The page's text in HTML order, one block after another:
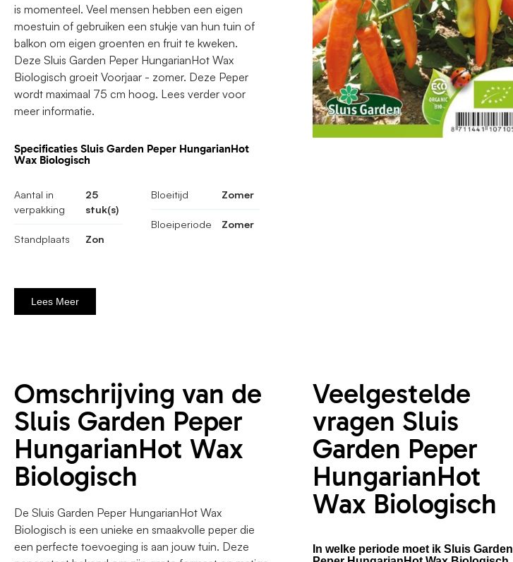
is momenteel. Veel mensen hebben een eigen
moestuin of gebruiken een stukje van hun tuin of
balkon om eigen groenten en fruit te kweken.
Deze Sluis Garden Peper HungarianHot Wax
Biologisch groeit Voorjaar - zomer. Deze Peper
wordt maximaal 75 cm hoog. Lees verder voor
meer informatie.
Specificaties Sluis Garden Peper HungarianHot
Wax Biologisch
Aantal in
verpakking
25
stuk(s)
Standplaats Zon
Bloeitijd Zomer
Bloeiperiode Zomer
Lees Meer
Omschrijving van de
Sluis Garden Peper
HungarianHot Wax
Biologisch
De Sluis Garden Peper HungarianHot Wax
Biologisch is een unieke en smaakvolle peper die
een perfecte toevoeging is aan jouw tuin. Deze
Veelgestelde
vragen Sluis
Garden Peper
HungarianHot
Wax Biologisch
In welke periode moet ik Sluis Garden